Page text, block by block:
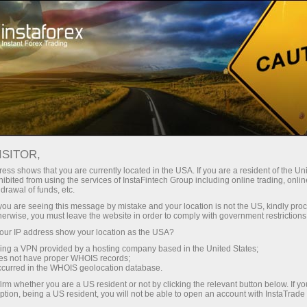
de la cuenta Plataforma comercial
Para principiantes Para Socios Servicios de
at all.
deposited
trading
As
started
with
on the
shows that you are currently located in the USA. If you are a resident of the
from using the services of InstaFintech Group including online trading,
of funds, etc.
are seeing this message by mistake and your location is not the US, kindly
you must leave the website in order to comply with government
IP address show your location as the USA?
a VPN provided by a hosting company based in the United States;
not have proper WHOIS records;
in the WHOIS geolocation database.
whether you are a US resident or not by clicking the relevant button below. If
being a US resident, you will not be able to open an account with InstaTrade